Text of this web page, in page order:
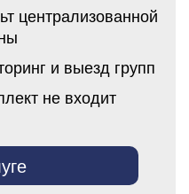
централизованной
и выезд групп
не входит